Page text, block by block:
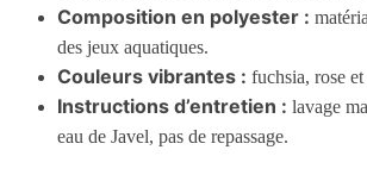
Composition en polyester :
des jeux aquatiques.
Couleurs vibrantes : fuchsia, rose
Instructions d’entretien : lavage
eau de Javel, pas de repassage.